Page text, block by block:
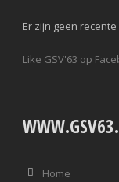
Er zijn geen
Like GSV'63 op
Home